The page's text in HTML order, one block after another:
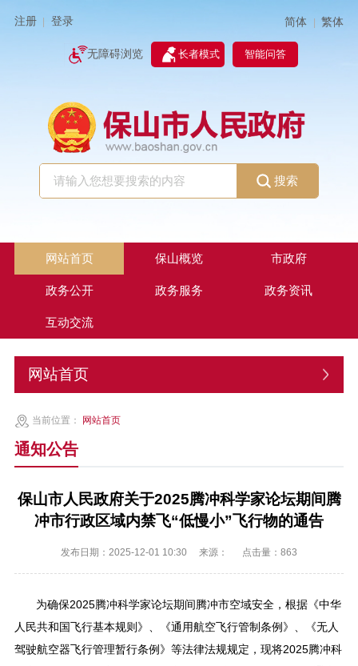
注册 登录 简体 | 繁体
无障碍浏览 长者模式 智能问答
搜索
网站首页 保山概览 市政府
政务公开 政务服务 政务资讯
互动交流
网站首页
当前位置： 网站首页
通知公告
保山市人民政府关于2025腾冲科学家论坛期间腾
冲市行政区域内禁飞“低慢小”飞行物的通告
发布日期：2025-12-01 10:30 来源： 点击量： 863
为确保2025腾冲科学家论坛期间腾冲市空域安全，根据《中华
人民共和国飞行基本规则》、《通用航空飞行管制条例》、《无人
驾驶航空器飞行管理暂行条例》等法律法规规定，现将2025腾冲科